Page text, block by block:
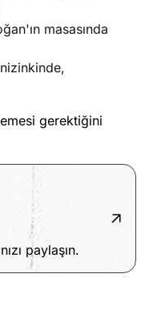
masasında
gerektiğini
paylaşın.